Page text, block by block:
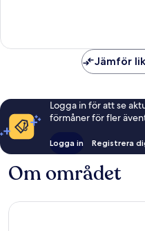
Jämför
Logga in för att se
förmåner för fler
Logga in Registrera
Om området